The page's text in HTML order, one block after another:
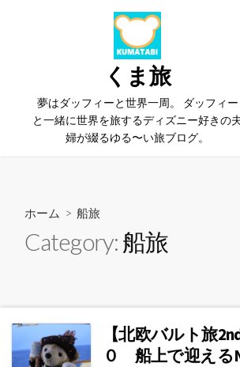
くま旅
夢はダッフィーと世界一周。 ダッフィー
と一緒に世界を旅するディズニー好きの
婦が綴るゆる〜い旅ブログ。
ホーム > 船旅
Category:船旅
【北欧バルト旅
０ 船上で迎える